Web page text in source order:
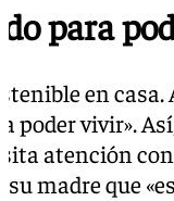
para
en
poder vivir».
atención
su madre que